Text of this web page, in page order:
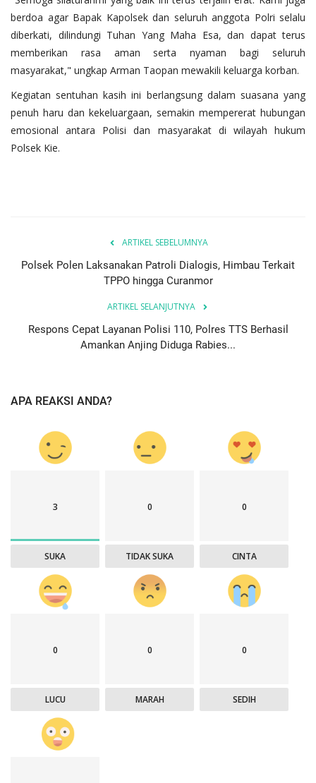
berdoa agar Bapak Kapolsek dan seluruh anggota Polri selalu
diberkati, dilindungi Tuhan Yang Maha Esa, dan dapat terus
memberikan rasa aman serta nyaman bagi seluruh
masyarakat," ungkap Arman Taopan mewakili keluarga korban.
Kegiatan sentuhan kasih ini berlangsung dalam suasana yang
penuh haru dan kekeluargaan, semakin mempererat hubungan
emosional antara Polisi dan masyarakat di wilayah hukum
Polsek Kie.
ARTIKEL SEBELUMNYA
Polsek Polen Laksanakan Patroli Dialogis, Himbau Terkait
TPPO hingga Curanmor
ARTIKEL SELANJUTNYA
Respons Cepat Layanan Polisi 110, Polres TTS Berhasil
Amankan Anjing Diduga Rabies...
APA REAKSI ANDA?
3
SUKA
0
TIDAK SUKA
0
CINTA
0
LUCU
0
MARAH
0
SEDIH